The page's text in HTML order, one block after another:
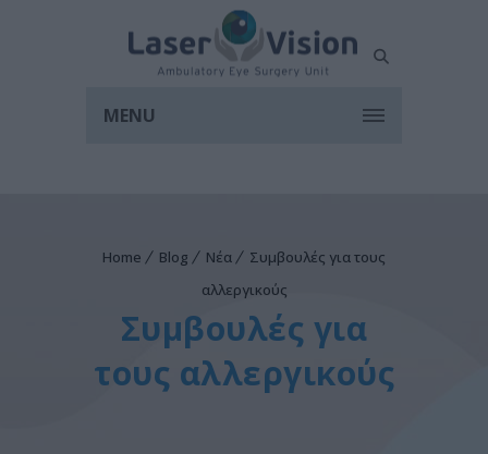
MENU
Home Blog Νέα
Συμβουλές για τους
αλλεργικούς
Συμβουλές για
τους αλλεργικούς